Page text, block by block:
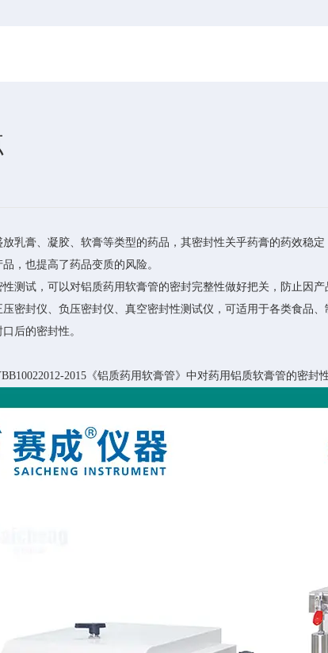
乳膏、凝胶、软膏等类型的药品，其密封性关乎药膏的药效稳
，也提高了药品变质的风险。
测试，可以对铝质药用软膏管的密封完整性做好把关，防止因
密封仪、负压密封仪、真空密封性测试仪，可适用于各类食品
后的密封性。
2015《铝质药用软膏管》中对药用铝质软膏管的密封